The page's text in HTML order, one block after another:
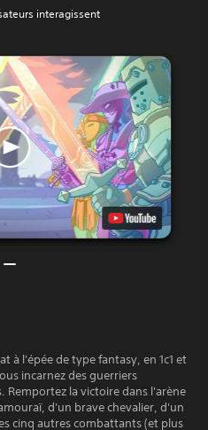
interagissent
à l'épée de type fantasy, en 1c1 et
incarnez des guerriers
Remportez la victoire dans l'arène
d'un brave chevalier, d'un
cinq autres combattants (et plus